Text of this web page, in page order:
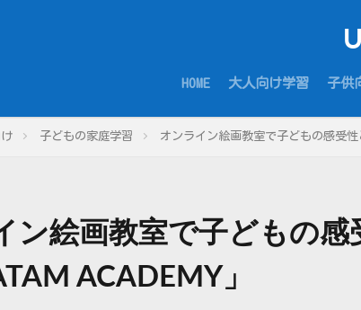
HOME 大人向け学習 子供
子どもの家庭学習 オンライン絵画教室で子どもの感受性
ン絵画教室で子どもの感
ACADEMY」